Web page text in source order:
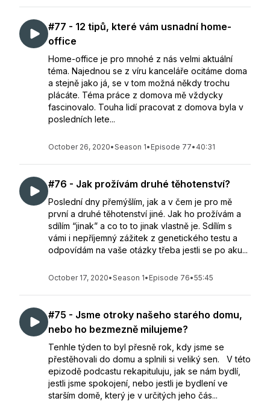
#77 - 12 tipů, které vám usnadní home-
office
Home-office je pro mnohé z nás velmi aktuální
téma. Najednou se z víru kanceláře ocitáme doma
a stejně jako já, se v tom možná někdy trochu
plácáte. Téma práce z domova mě vždycky
fascinovalo. Touha lidí pracovat z domova byla v
posledních lete...
October 26, 2020•Season 1• Episode 77• 40:31
#76 - Jak prožívám druhé těhotenství?
Poslední dny přemýšlím, jak a v čem je pro mě
první a druhé těhotenství jiné. Jak ho prožívám a
sdílím “jinak” a co to to jinak vlastně je. Sdílím s
vámi i nepříjemný zážitek z genetického testu a
odpovídám na vaše otázky třeba jestli se po aku...
October 17, 2020•Season 1• Episode 76•55:45
#75 - Jsme otroky našeho starého domu,
nebo ho bezmezně milujeme?
Tenhle týden to byl přesně rok, kdy jsme se
přestěhovali do domu a splnili si veliký sen. V této
epizodě podcastu rekapituluju, jak se nám bydlí,
jestli jsme spokojení, nebo jestli je bydlení ve
starším domě, který je v určitých jeho čás...